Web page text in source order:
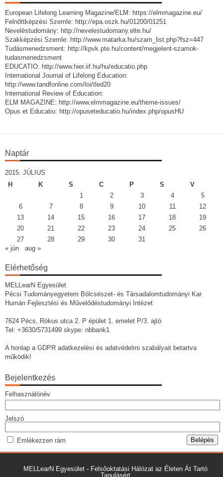
European Lifelong Learning Magazine/ELM: https://elmmagazine.eu/
Felnőttképzési Szemle: http://epa.oszk.hu/01200/01251
Neveléstudomány: http://nevelestudomany.elte.hu/
Szakképzési Szemle: http://www.matarka.hu/szam_list.php?fsz=447
Tudásmenedzsment: http://kpvk.pte.hu/content/megjelent-szamok-
tudasmenedzsment
EDUCATIO: http://www.hier.iif.hu/hu/educatio.php
International Journal of Lifelong Education:
http://www.tandfonline.com/loi/tled20
International Review of Education:
ELM MAGAZINE: http://www.elmmagazine.eu/theme-issues/
Opus et Educatio: http://opuseteducatio.hu/index.php/opusHU
Naptár
2015. JÚLIUS
H
K S C P S
V
1
2 3 4
5
6
7 8 9 10 11
12
13
14 15 16 17 18
19
20
21 22 23 24 25
26
27
28 29 30
31
« jún
aug »
Elérhetőség
MELLearN Egyesület
Pécsi Tudományegyetem Bölcsészet- és Társadalomtudományi Kar
Humán Fejlesztési és Művelődéstudományi Intézet
7624 Pécs, Rókus utca 2. P épület 1. emelet P/3. ajtó
Tel: +3630/5731499 skype: nbbank1
A honlap a GDPR adatkezelési és adatvédelmi szabályait betartva
működik!
Bejelentkezés
Felhasználónév
Jelszó
Emlékezzen rám
MELLearN Egyesület - Felsőoktatási Hálózat az Életen Át Tartó
Tanulásért